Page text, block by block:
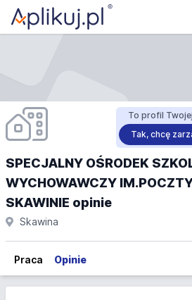
To profil
Tak, chcę
SPECJALNY OŚRODEK
WYCHOWAWCZY
SKAWINIE opinie
Skawina
Praca Opinie